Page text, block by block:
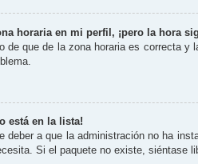
horaria en mi perfil, ¡pero la hora
de que de la zona horaria es correcta y
está en la lista!
deber a que la administración no ha
Si el paquete no existe, siéntase